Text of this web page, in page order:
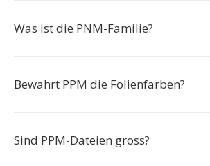
Was ist die PNM-Familie?
Bewahrt PPM die Folienfarben?
Sind PPM-Dateien gross?